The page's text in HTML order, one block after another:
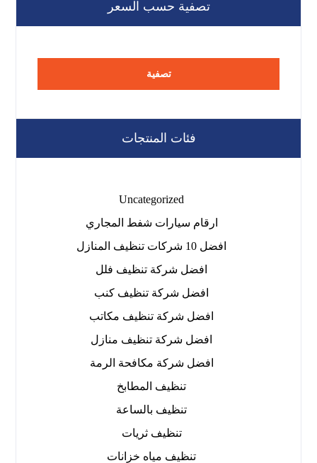
تصفية حسب السعر
تصفية
فئات المنتجات
Uncategorized
ارقام سيارات شفط المجاري
افضل 10 شركات تنظيف المنازل
افضل شركة تنظيف فلل
افضل شركة تنظيف كنب
افضل شركة تنظيف مكاتب
افضل شركة تنظيف منازل
افضل شركة مكافحة الرمة
تنظيف المطابخ
تنظيف بالساعة
تنظيف ثريات
تنظيف مياه خزانات